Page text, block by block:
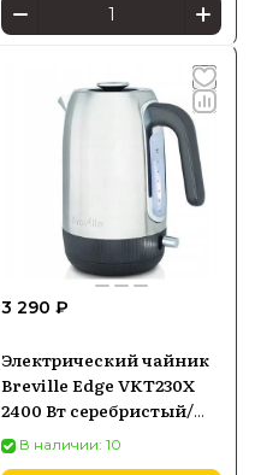
3 290 ₽
Электрический чайник
Breville Edge VKT230X
2400 Вт серебристый/
серыйВ наличии: 10